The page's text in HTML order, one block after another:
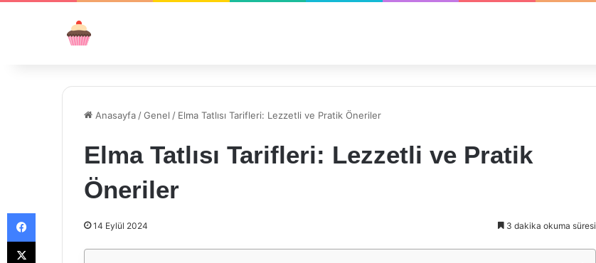
Anasayfa /Genel / Elma Tatlısı Tarifleri: Lezzetli ve Pratik Öneriler
Elma Tatlısı Tarifleri: Lezzetli ve Pratik
Öneriler
14 Eylül 2024 3 dakika okuma süresi
Facebook
X